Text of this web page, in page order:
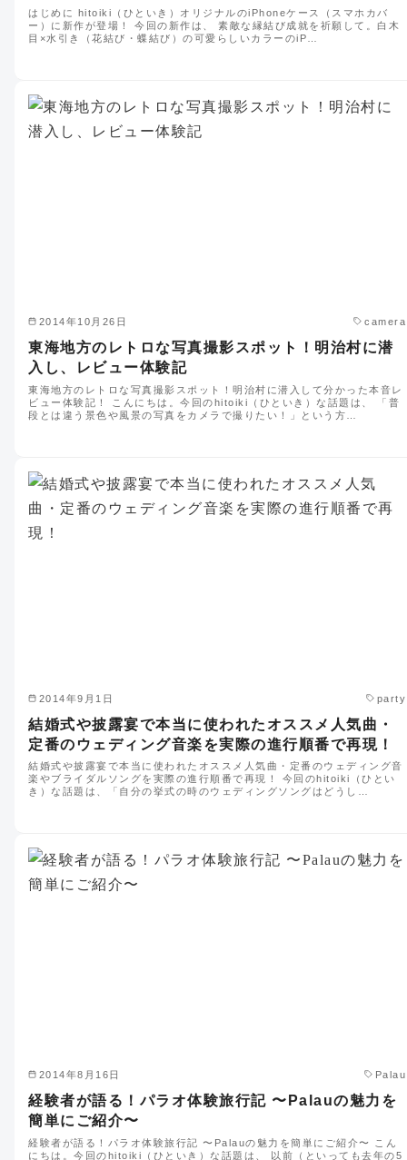
はじめに hitoiki（ひといき）オリジナルのiPhoneケース（スマホカバ
ー）に新作が登場！ 今回の新作は、 素敵な縁結び成就を祈願して。白木
目×水引き（花結び・蝶結び）の可愛らしいカラーのiP…
2014年10月26日 camera
東海地方のレトロな写真撮影スポット！明治村に潜
入し、レビュー体験記
東海地方のレトロな写真撮影スポット！明治村に潜入して分かった本音レ
ビュー体験記！ こんにちは。今回のhitoiki（ひといき）な話題は、 「普
段とは違う景色や風景の写真をカメラで撮りたい！」という方…
2014年9月1日 party
結婚式や披露宴で本当に使われたオススメ人気曲・
定番のウェディング音楽を実際の進行順番で再現！
結婚式や披露宴で本当に使われたオススメ人気曲・定番のウェディング音
楽やブライダルソングを実際の進行順番で再現！ 今回のhitoiki（ひとい
き）な話題は、「自分の挙式の時のウェディングソングはどうし…
2014年8月16日 Palau
経験者が語る！パラオ体験旅行記 〜Palauの魅力を
簡単にご紹介〜
経験者が語る！パラオ体験旅行記 〜Palauの魅力を簡単にご紹介〜 こん
にちは。今回のhitoiki（ひといき）な話題は、 以前（といっても去年の5